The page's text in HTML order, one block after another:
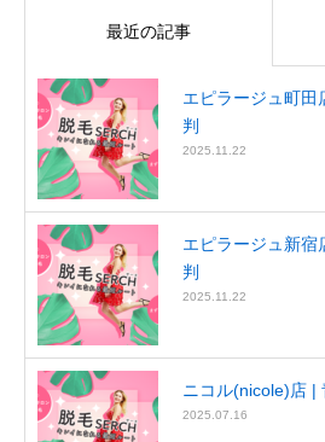
最近の記事
エピラージュ町
判
2025.11.22
エピラージュ新
判
2025.11.22
ニコル(nicole)店 |
2025.07.16